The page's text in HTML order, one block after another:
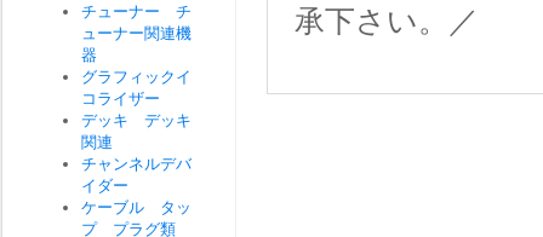
承下さい。／
チューナー チ
ューナー関連機
器
グラフィックイ
コライザー
デッキ デッキ
関連
チャンネルデバ
イダー
ケーブル タッ
プ プラグ類